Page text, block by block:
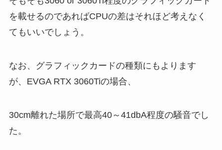
を載せるのであればCPUの差はそれほど考えなく
てもいいでしょう。
なお、グラフィックカードの種類にもよります
が、EVGA RTX 3060Tiの場合、
30cm離れた場所で最高40～41dbA程度の騒音でし
た。